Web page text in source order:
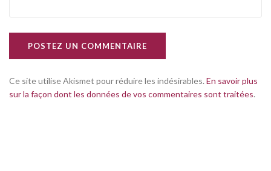
POSTEZ UN COMMENTAIRE
Ce site utilise Akismet pour réduire les indésirables. En savoir plus
sur la façon dont les données de vos commentaires sont traitées.